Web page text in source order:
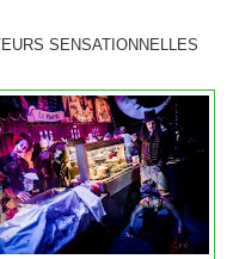
SENSATIONNELLES